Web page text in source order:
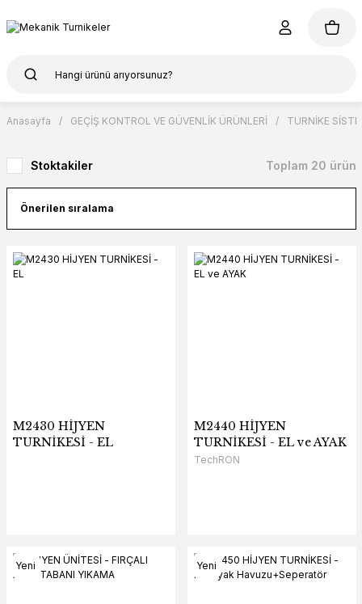
Anasayfa GEÇİŞ KONTROL VE GÜVENLİK ÜRÜNLERİ TURNİKE
Stoktakiler Toplam 20 ürün
M2430 HİJYEN
TURNİKESİ - EL
M2440 HİJYEN
TURNİKESİ - EL ve AYAK
TechRON
Yeni Yeni